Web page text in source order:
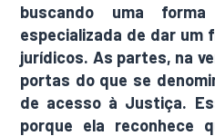
buscando uma
especializada de dar um
jurídicos. As partes, na
portas do que se
de acesso à Justiça.
porque ela reconhece